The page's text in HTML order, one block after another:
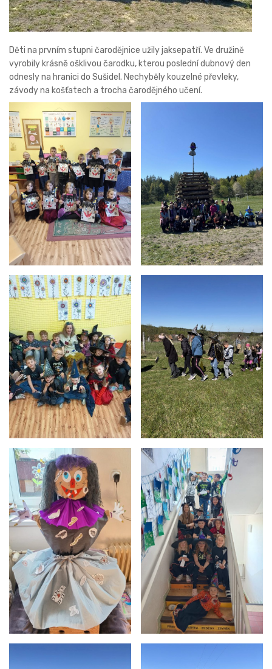
Děti na prvním stupni čarodějnice užily jaksepatří. Ve družině
vyrobily krásně ošklivou čarodku, kterou poslední dubnový den
odnesly na hranici do Sušidel. Nechyběly kouzelné převleky,
závody na košťatech a trocha čarodějného učení.